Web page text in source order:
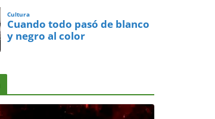
Cultura
Cuando todo pasó de blanco
y negro al color